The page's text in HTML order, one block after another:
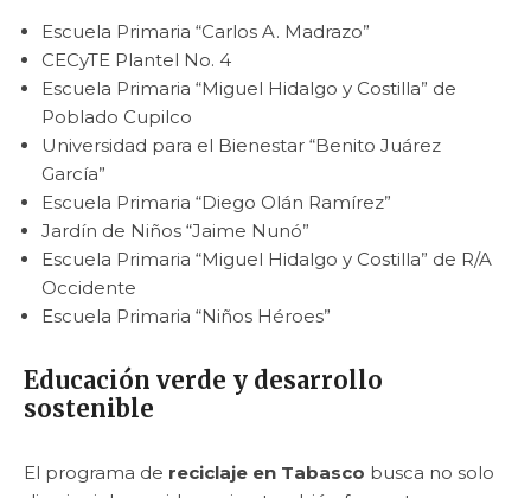
Escuela Primaria “Carlos A. Madrazo”
CECyTE Plantel No. 4
Escuela Primaria “Miguel Hidalgo y Costilla” de
Poblado Cupilco
Universidad para el Bienestar “Benito Juárez
García”
Escuela Primaria “Diego Olán Ramírez”
Jardín de Niños “Jaime Nunó”
Escuela Primaria “Miguel Hidalgo y Costilla” de R/A
Occidente
Escuela Primaria “Niños Héroes”
Educación verde y desarrollo
sostenible
El programa de reciclaje en Tabasco busca no solo